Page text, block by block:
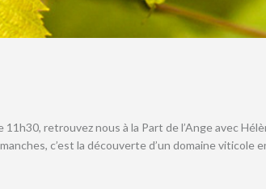
retrouvez nous à la Part de l’Ange avec
c’est la découverte d’un domaine viticole